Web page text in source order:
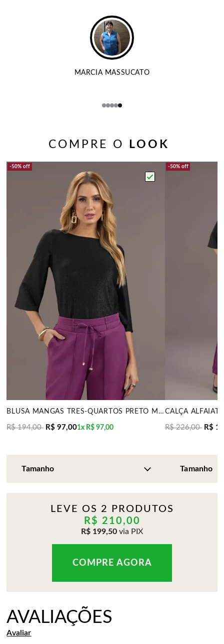
MARCIA MASSUCATO
COMPRE O LOOK
50% off
BLUSA MANGAS TRÊS-QUARTOS PRETO MIRA VEST
R$ 194,00 R$ 97,001x R$ 97,00
50% off
R$ 226,00 R$
LEVE OS 2 PRODUTOS
R$ 210,00
R$ 199,50 via PIX